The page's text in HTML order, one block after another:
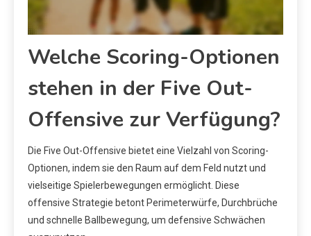
Welche Scoring-Optionen
stehen in der Five Out-
Offensive zur Verfügung?
Die Five Out-Offensive bietet eine Vielzahl von Scoring-
Optionen, indem sie den Raum auf dem Feld nutzt und
vielseitige Spielerbewegungen ermöglicht. Diese
offensive Strategie betont Perimeterwürfe, Durchbrüche
und schnelle Ballbewegung, um defensive Schwächen